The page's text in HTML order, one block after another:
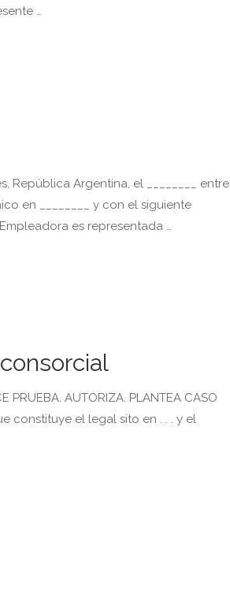
…
República Argentina, el ________ entre
en ________ y con el siguiente
es representada …
PRUEBA. AUTORIZA. PLANTEA CASO
constituye el legal sito en . . . y el